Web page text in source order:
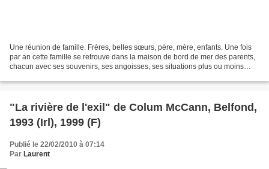
Une réunion de famille. Frères, belles sœurs, père, mère, enfants. Une fois
par an cette famille se retrouve dans la maison de bord de mer des parents,
chacun avec ses souvenirs, ses angoisses, ses situations plus ou moins
"La rivière de l'exil" de Colum McCann, Belfond,
1993 (Irl), 1999 (F)
Publié le 22/02/2010 à 07:14
Par Laurent